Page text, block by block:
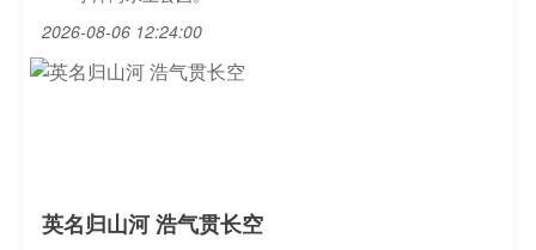
2026-08-06 12:24:00
英名归山河 浩气贯长空